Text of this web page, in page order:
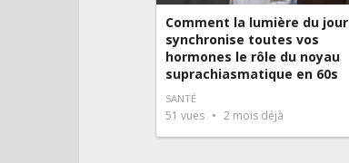
Comment la lumière du jour
synchronise toutes vos
hormones le rôle du noyau
suprachiasmatique en 60s
SANTÉ
51 vues 2 mois déjà